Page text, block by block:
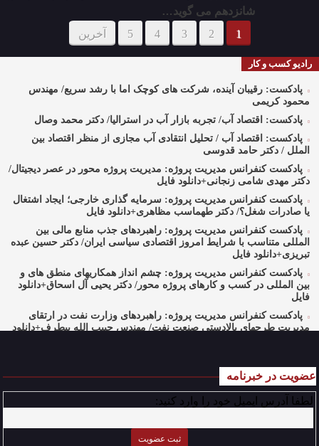
شانزدهم می گوید…
1
2
3
4
5 آخرین
رادیو کسب و کار
پادکست: رقیبان آینده، شرکت های کوچک اما با رشد سریع/ مهندس
محمود کریمی
پادکست: اقتصاد آب/ تجربه بازار آب در استرالیا/ دکتر محمد وصال
پادکست: اقتصاد آب / تحلیل انتقادی آب مجازی از منظر اقتصاد بین
الملل / دکتر حامد قدوسی
پادکست کنفرانس مدیریت پروژه: مدیریت پروژه محور در عصر دیجیتال/
دکتر مهدی شامی زنجانی+دانلود فایل
پادکست کنفرانس مدیریت پروژه: سرمایه گذاری خارجی؛ ایجاد اشتغال
یا صادرات شغل؟/ دکتر طهماسب مظاهری+دانلود فایل
پادکست کنفرانس مدیریت پروژه: راهبردهای جذب منابع مالی بین
المللی متناسب با شرایط امروز اقتصادی سیاسی ایران/ دکتر حسین عبده
تبریزی+دانلود فایل
پادکست کنفرانس مدیریت پروژه: چشم انداز همکاریهای منطق های و
بین المللی در کسب و کارهای پروژه محور/ دکتر یحیی آل اسحاق+دانلود
فایل
پادکست کنفرانس مدیریت پروژه: راهبردهای وزارت نفت در ارتقای
مدیریت طرحهای بالادستی صنعت نفت/ مهندس حبیب الله بیطرف+دانلود
محور/ دکتر محمد صبحیه+دانلود فایل
پادکست کنفرانس مدیریت: منتورینگ مدیران ارشد برای ارتقای
شایستگیهای کلیدی در فرایند استراتژی/ دکتر محمد ابویی اردکان+دانلود
پادکست کنفرانس مدیریت: چگونه سازمانهای خلاق تری بسازیم/ دکتر
عضویت در خبرنامه
لطفا آدرس ایمیل خود را وارد کنید: